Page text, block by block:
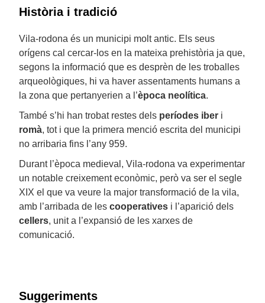
Història i tradició
Vila-rodona és un municipi molt antic. Els seus
orígens cal cercar-los en la mateixa prehistòria ja que,
segons la informació que es desprèn de les troballes
arqueològiques, hi va haver assentaments humans a
la zona que pertanyerien a l’època neolítica.
També s’hi han trobat restes dels períodes iber i
romà, tot i que la primera menció escrita del municipi
no arribaria fins l’any 959.
Durant l’època medieval, Vila-rodona va experimentar
un notable creixement econòmic, però va ser el segle
XIX el que va veure la major transformació de la vila,
amb l’arribada de les cooperatives i l’aparició dels
cellers, unit a l’expansió de les xarxes de
comunicació.
Suggeriments